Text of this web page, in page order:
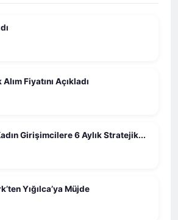
Fiyatını Açıkladı
Girişimcilere 6 Aylık Stratejik...
Yığılca’ya Müjde